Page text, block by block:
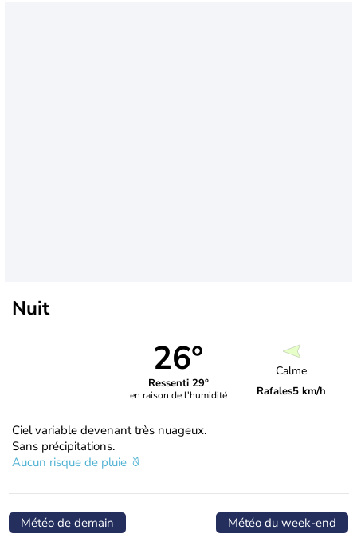
Nuit
26°
Ressenti 29°
en raison de l'humidité
Calme
Rafales5 km/h
Ciel variable devenant très nuageux.
Sans précipitations.
Aucun risque de pluie
Météo de demain Météo du week-end